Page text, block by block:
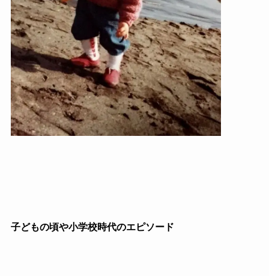
子どもの頃や小学校時代のエピソード